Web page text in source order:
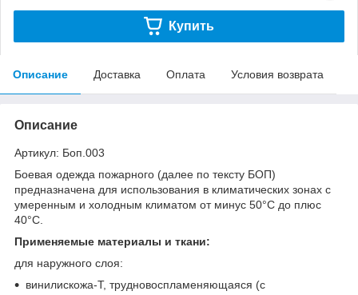
Купить
Описание Доставка Оплата Условия возврата
Описание
Артикул: Боп.003
Боевая одежда пожарного (далее по тексту БОП)
предназначена для использования в климатических зонах с
умеренным и холодным климатом от минус 50°С до плюс
40°С.
Применяемые материалы и ткани:
для наружного слоя:
винилискожа-Т, трудновоспламеняющаяся (с